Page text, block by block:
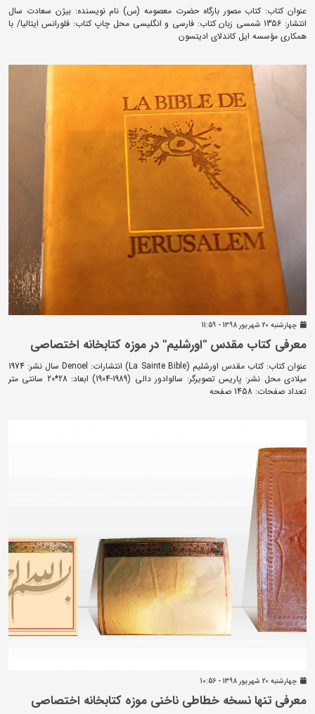
عنوان کتاب: کتاب مصور بارگاه حضرت معصومه (س) نام نویسنده: بیژن سعادت سال
انتشار: 1356 شمسی زبان کتاب: فارسی و انگلیسی محل چاپ کتاب: فلورانس ایتالیا/ با
همکاری مؤسسه ایل کاندلای ادیتسون
چهارشنبه 20 شهريور 1398 - 11:59
معرفی کتاب مقدس "اورشلیم" در موزه کتابخانه اختصاصی
عنوان کتاب: کتاب مقدس اورشلیم (La Sainte Bible) انتشارات: Denoel سال نشر: 1974
میلادی محل نشر: پاریس تصویرگر: سالوادور دالی (1989-1904) ابعاد: 28*20 سانتی متر
تعداد صفحات: 1458 صفحه
چهارشنبه 20 شهريور 1398 - 10:56
معرفی تنها نسخه خطاطی ناخنی موزه کتابخانه اختصاصی